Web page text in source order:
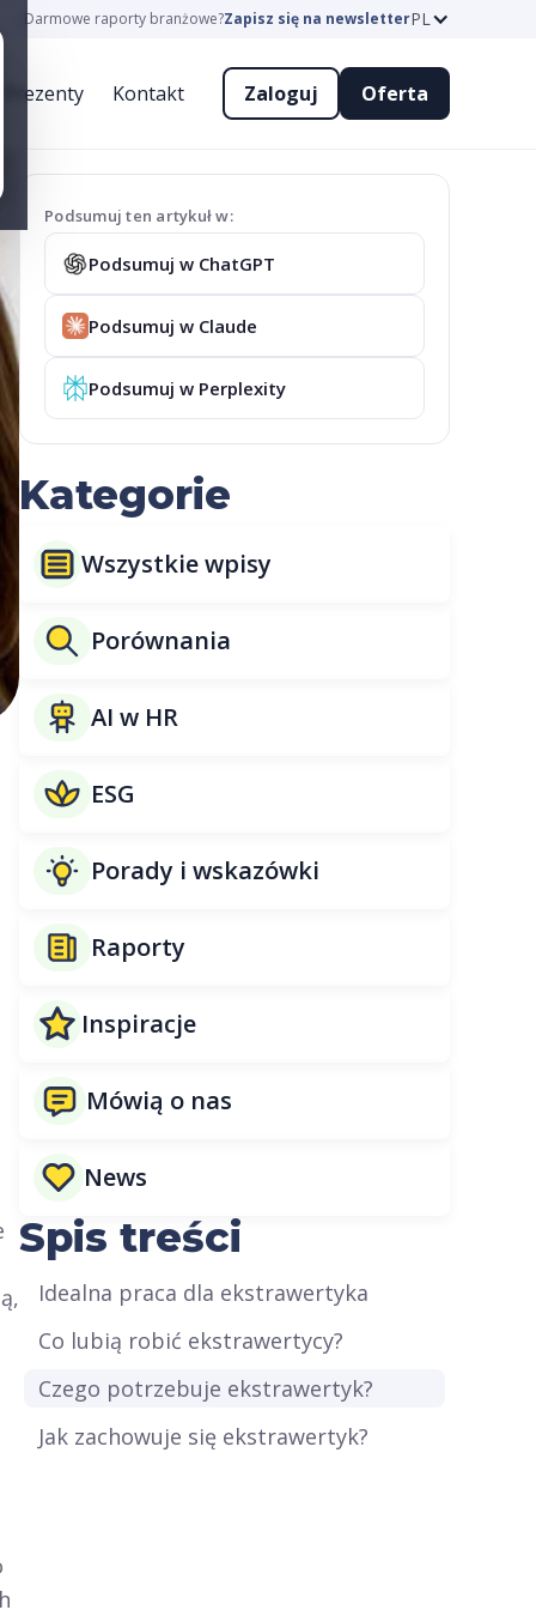
Darmowe raporty branżowe?Zapisz się na newsletterPL
Prezenty Kontakt Zaloguj Oferta
Podsumuj ten artykuł w:
Podsumuj w ChatGPT
Podsumuj w Claude
Podsumuj w Perplexity
Kategorie
Wszystkie wpisy
Porównania
AI w HR
ESG
Porady i wskazówki
Raporty
Inspiracje
Mówią o nas
News
Spis treści
Idealna praca dla ekstrawertyka
Co lubią robić ekstrawertycy?
Czego potrzebuje ekstrawertyk?
Jak zachowuje się ekstrawertyk?